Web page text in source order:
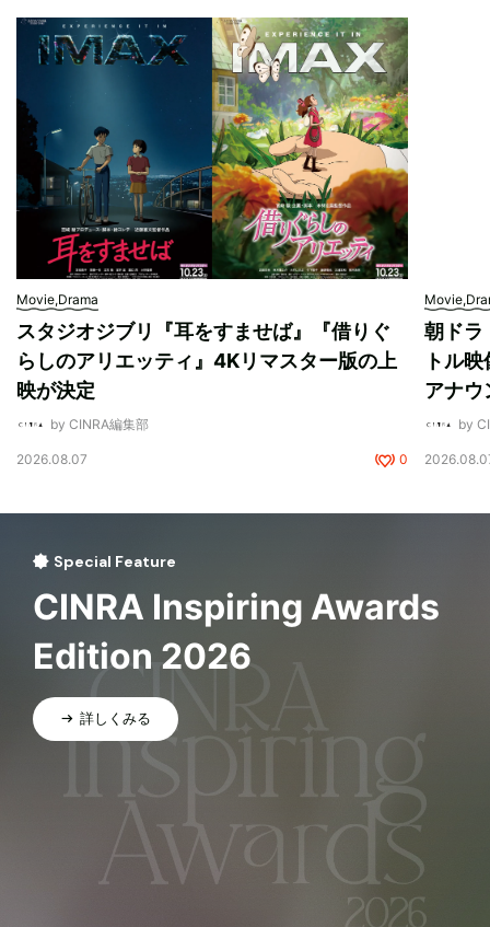
Movie,Drama
スタジオジブリ『耳をすませば』『借りぐ
らしのアリエッティ』4Kリマスター版の上
映が決定
by CINRA編集部
2026.08.07 0
朝ドラ
トル
アナウ
by
Special Feature
CINRA Inspiring Awards
Edition 2026
詳しくみる